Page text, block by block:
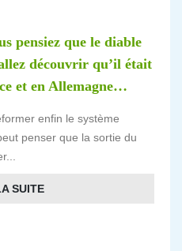
pensiez que le diable
découvrir qu’il était
et en Allemagne…
enfin le système
penser que la sortie du
SUITE